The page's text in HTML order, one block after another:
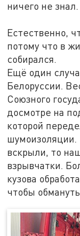
ничего не знал.
Естественно,
потому что в
собирался.
Ещё один
Белоруссии.
Союзного
досмотре на
которой
шумоизоляции.
вскрыли, то
взрывчатки.
кузова
чтобы